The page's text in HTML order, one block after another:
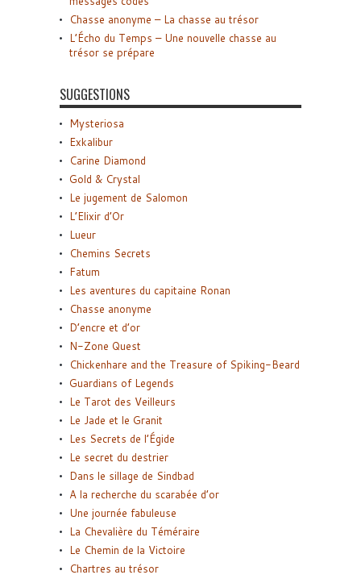
Chasse anonyme – La chasse au trésor
L’Écho du Temps – Une nouvelle chasse au
trésor se prépare
SUGGESTIONS
Mysteriosa
Exkalibur
Carine Diamond
Gold & Crystal
Le jugement de Salomon
L’Elixir d’Or
Lueur
Chemins Secrets
Fatum
Les aventures du capitaine Ronan
Chasse anonyme
D’encre et d’or
N-Zone Quest
Chickenhare and the Treasure of Spiking-Beard
Guardians of Legends
Le Tarot des Veilleurs
Le Jade et le Granit
Les Secrets de l’Égide
Le secret du destrier
Dans le sillage de Sindbad
A la recherche du scarabée d’or
Une journée fabuleuse
La Chevalière du Téméraire
Le Chemin de la Victoire
Chartres au trésor